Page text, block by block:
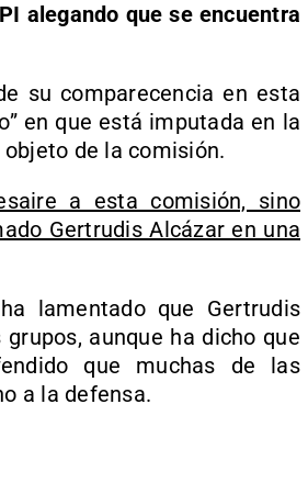
alegando que se encuentra
su comparecencia en esta
en que está imputada en la
de la comisión.
a esta comisión, sino
Gertrudis Alcázar en una
lamentado que Gertrudis
aunque ha dicho que
que muchas de las
a la defensa.